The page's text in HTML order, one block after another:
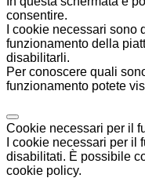
consentire.
I cookie necessari sono
funzionamento della
disabilitarli.
Per conoscere quali
funzionamento potete
Cookie necessari per il
I cookie necessari per
disabilitati. È possibile
cookie policy.